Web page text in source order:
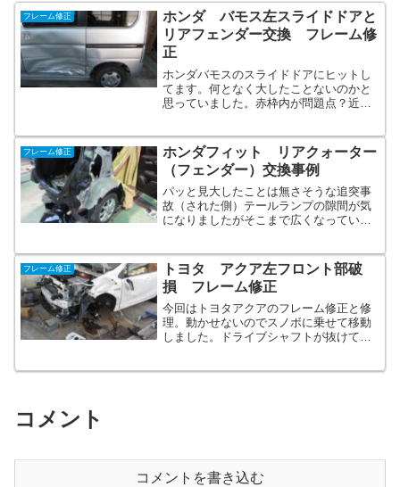
フレーム修正
ホンダ バモス左スライドドアと
リアフェンダー交換 フレーム修
正
ホンダバモスのスライドドアにヒットし
てます。何となく大したことないのかと
思っていました。赤枠内が問題点？近く
す。ここまで極端に内側に入っているの
でクォーター（フェンダー...
フレーム修正
ホンダフィット リアクォーター
（フェンダー）交換事例
パッと見大したことは無さそうな追突事
故（された側）テールランプの隙間が気
になりましたがそこまで広くなっていな
印はリアフロアが押されて変形している
箇所です。クォーターパネ...
フレーム修正
トヨタ アクア左フロント部破
損 フレーム修正
今回はトヨタアクアのフレーム修正と修
理。動かせないのでスノボに乗せて移動
しました。ドライブシャフトが抜けて身
コメント
コメントを書き込む